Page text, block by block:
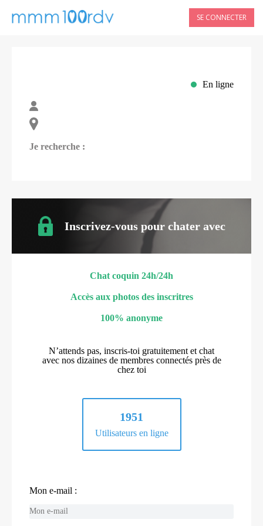
SE CONNECTER
En ligne
Je recherche :
Inscrivez-vous pour chater avec
Chat coquin 24h/24h
Accès aux photos des inscritres
100% anonyme
N’attends pas, inscris-toi gratuitement et chat
avec nos dizaines de membres connectés près de
chez toi
1951
Utilisateurs en ligne
Mon e-mail :